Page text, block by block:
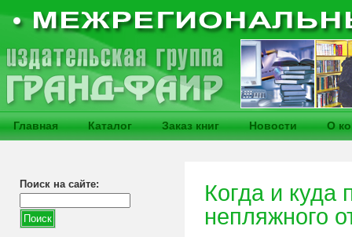
Главная Каталог Заказ книг Новости О
Поиск на сайте:
Когда и куда
непляжного